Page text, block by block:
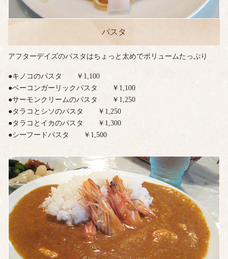
パスタ
アフターデイズのパスタはちょっと太めでボリュームたっぷり
●キノコのパスタ ￥1,100
●ベーコンガーリックパスタ ￥1,100
●サーモンクリームのパスタ ￥1,250
●タラコとシソのパスタ ￥1,250
●タラコとイカのパスタ ￥1,300
●シーフードパスタ ￥1,500